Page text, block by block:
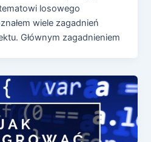
losowego
wiele zagadnień
Głównym zagadnieniem